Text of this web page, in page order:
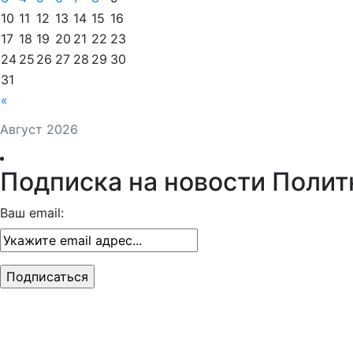
Август 2026
«
10 11 12 13 14 15 16
17 18 19 20 21 22 23
24 25 26 27 28 29 30
31
Подписка на новости
Ваш email: